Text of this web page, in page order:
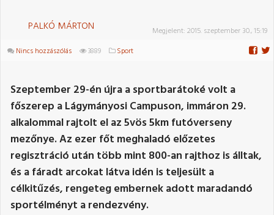
PALKÓ MÁRTON Megjelent: 2015. szeptember 30., 15:19
Nincs hozzászólás 3889 Sport
Szeptember 29-én újra a sportbarátoké volt a
főszerep a Lágymányosi Campuson, immáron 29.
alkalommal rajtolt el az 5vös 5km futóverseny
mezőnye. Az ezer főt meghaladó előzetes
regisztráció után több mint 800-an rajthoz is álltak,
és a fáradt arcokat látva idén is teljesült a
célkitűzés, rengeteg embernek adott maradandó
sportélményt a rendezvény.